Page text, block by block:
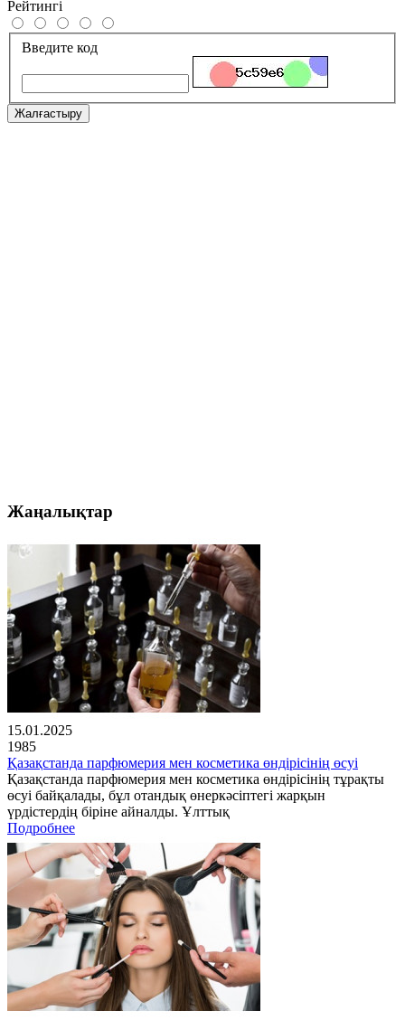
Рейтингі
Введите код
Жалғастыру
Жаңалықтар
15.01.2025
1985
Қазақстанда парфюмерия мен косметика өндірісінің өсуі
Қазақстанда парфюмерия мен косметика өндірісінің тұрақты
өсуі байқалады, бұл отандық өнеркәсіптегі жарқын
үрдістердің біріне айналды. Ұлттық
Подробнее